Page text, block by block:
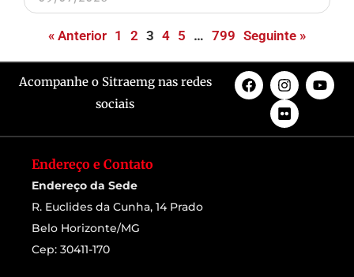
« Anterior 1 2 3 4 5 … 799 Seguinte »
Acompanhe o Sitraemg nas redes
sociais
Endereço e Contato
Endereço da Sede
R. Euclides da Cunha, 14 Prado
Belo Horizonte/MG
Cep: 30411-170